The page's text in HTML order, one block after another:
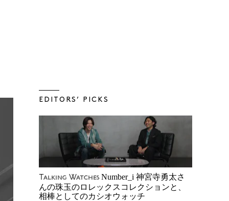
EDITORS’ PICKS
Talking Watches Number_i 神宮寺勇太さ
んの珠玉のロレックスコレクションと、
相棒としてのカシオウォッチ